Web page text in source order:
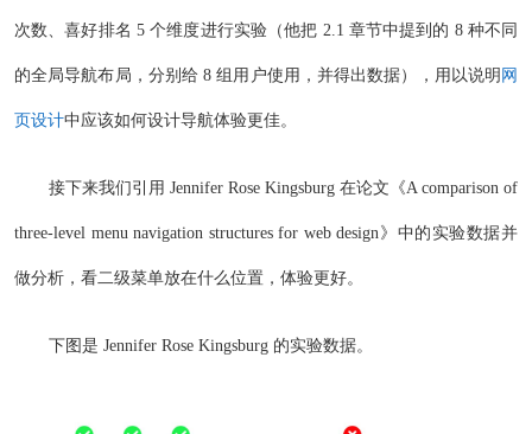
次数、喜好排名 5 个维度进行实验（他把 2.1 章节中提到的 8 种不同
的全局导航布局，分别给 8 组用户使用，并得出数据），用以说明网
页设计中应该如何设计导航体验更佳。
接下来我们引用 Jennifer Rose Kingsburg 在论文《A comparison of
three-level menu navigation structures for web design》中的实验数据并
做分析，看二级菜单放在什么位置，体验更好。
下图是 Jennifer Rose Kingsburg 的实验数据。